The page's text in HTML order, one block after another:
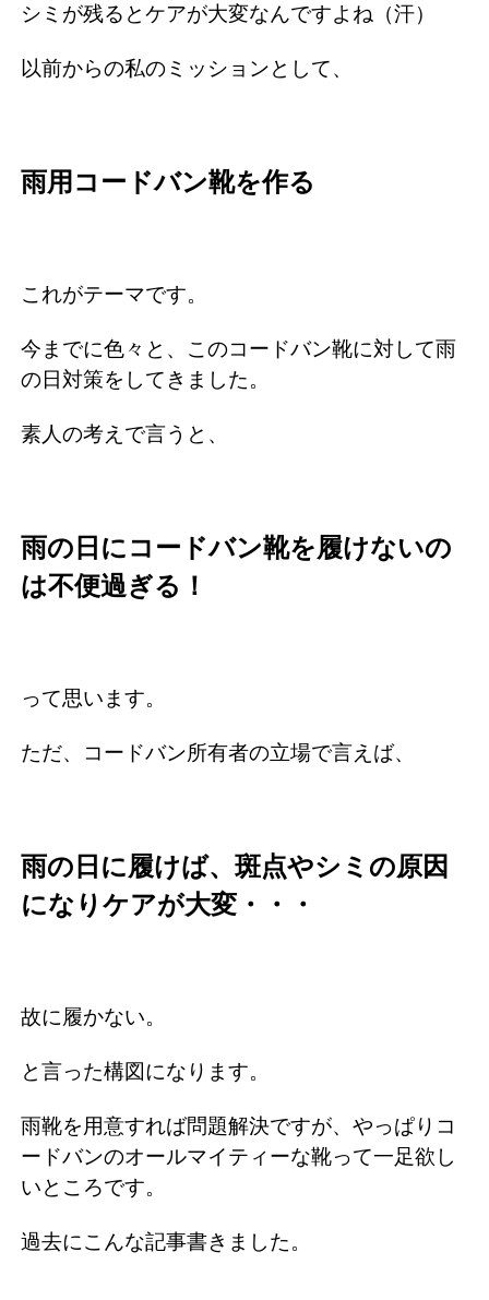
シミが残るとケアが大変なんですよね（汗）
以前からの私のミッションとして、
雨用コードバン靴を作る
これがテーマです。
今までに色々と、このコードバン靴に対して雨
の日対策をしてきました。
素人の考えで言うと、
雨の日にコードバン靴を履けないの
は不便過ぎる！
って思います。
ただ、コードバン所有者の立場で言えば、
雨の日に履けば、斑点やシミの原因
になりケアが大変・・・
故に履かない。
と言った構図になります。
雨靴を用意すれば問題解決ですが、やっぱりコ
ードバンのオールマイティーな靴って一足欲し
いところです。
過去にこんな記事書きました。